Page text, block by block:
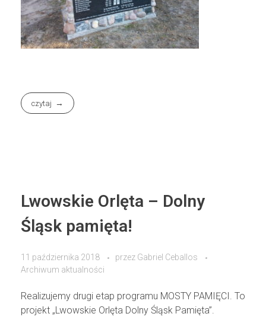
czytaj
Lwowskie Orlęta – Dolny
Śląsk pamięta!
11 października 2018 przez Gabriel Ceballos
Archiwum aktualności
Realizujemy drugi etap programu MOSTY PAMIĘCI. To
projekt „Lwowskie Orlęta Dolny Śląsk Pamięta”.